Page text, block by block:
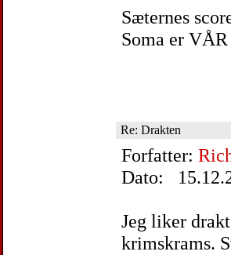
Sæternes
Soma er
Re: Drakten
Forfatter:
Dato:
Jeg liker
krimskrams.